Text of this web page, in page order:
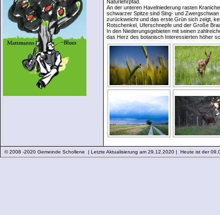
Naturlehrpfad.
An der unteren Havelniederung rasten
schwarzer Spitze sind Sing- und
zurückweicht und das erste Grün sich zeigt,
Rotschenkel, Uferschnepfe und der Große
In den Niederungsgebieten mit seinen
das Herz des botanisch Interessierten höher
© 2008 -2020 Gemeinde Schollene | Letzte Aktualisierung am 29.12.2020 | Heute ist der